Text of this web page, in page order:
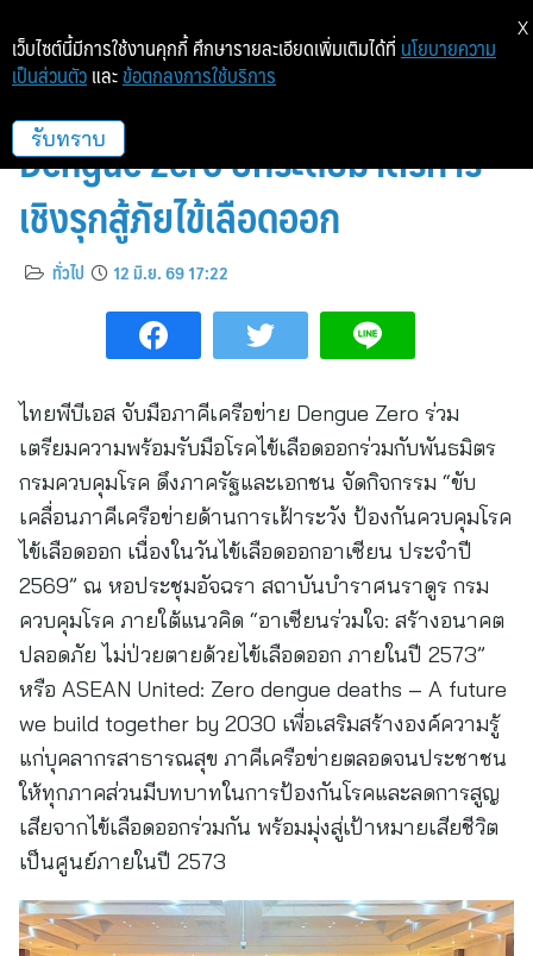
ไทยพีบีเอส จับมือภาคีเครือข่าย
Dengue Zero ยกระดับมาตรการ
เชิงรุกสู้ภัยไข้เลือดออก
ทั่วไป 12 มิ.ย. 69 17:22
ไทยพีบีเอส จับมือภาคีเครือข่าย Dengue Zero ร่วม
เตรียมความพร้อมรับมือโรคไข้เลือดออกร่วมกับพันธมิตร
กรมควบคุมโรค ดึงภาครัฐและเอกชน จัดกิจกรรม “ขับ
เคลื่อนภาคีเครือข่ายด้านการเฝ้าระวัง ป้องกันควบคุมโรค
ไข้เลือดออก เนื่องในวันไข้เลือดออกอาเซียน ประจำปี
2569” ณ หอประชุมอัจฉรา สถาบันบำราศนราดูร กรม
ควบคุมโรค ภายใต้แนวคิด “อาเซียนร่วมใจ: สร้างอนาคต
ปลอดภัย ไม่ป่วยตายด้วยไข้เลือดออก ภายในปี 2573”
หรือ ASEAN United: Zero dengue deaths – A future
we build together by 2030 เพื่อเสริมสร้างองค์ความรู้
แก่บุคลากรสาธารณสุข ภาคีเครือข่ายตลอดจนประชาชน
ให้ทุกภาคส่วนมีบทบาทในการป้องกันโรคและลดการสูญ
เสียจากไข้เลือดออกร่วมกัน พร้อมมุ่งสู่เป้าหมายเสียชีวิต
เป็นศูนย์ภายในปี 2573
เว็บไซต์นี้มีการใช้งานคุกกี้ ศึกษารายละเอียดเพิ่มเติมได้ที่ นโยบายความ
เป็นส่วนตัว และ ข้อตกลงการใช้บริการ
รับทราบ
X